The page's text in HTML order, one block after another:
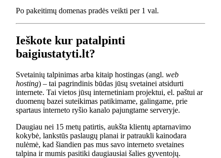
Po pakeitimų domenas pradės veikti per 1 val.
Ieškote kur patalpinti
baigiustatyti.lt?
Svetainių talpinimas arba kitaip hostingas (angl. web
hosting) – tai pagrindinis būdas jūsų svetainei atsidurti
internete. Tai vietos jūsų internetiniam projektui, el. paštui ar
duomenų bazei suteikimas patikimame, galingame, prie
spartaus interneto ryšio kanalo pajungtame serveryje.
Daugiau nei 15 metų patirtis, aukšta klientų aptarnavimo
kokybė, lankstūs paslaugų planai ir patraukli kainodara
nulėmė, kad šiandien pas mus savo interneto svetaines
talpina ir mumis pasitiki daugiausiai šalies gyventojų.